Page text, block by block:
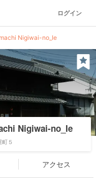
ログイン
Nigiwai-no_Ie
Nigiwai-no_Ie
５
アクセス